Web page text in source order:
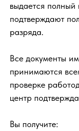
выдается полный
подтверждают
разряда.
Все документы
принимаются
проверке
центр
Вы получите: